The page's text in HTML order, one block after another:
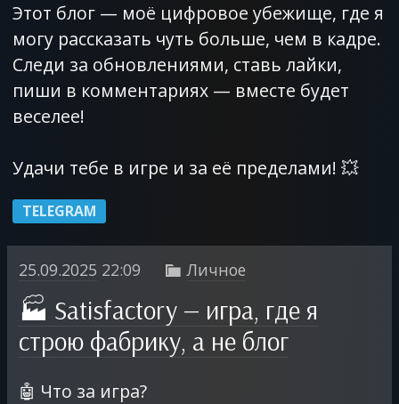
Этот блог — моё цифровое убежище, где я
могу рассказать чуть больше, чем в кадре.
Следи за обновлениями, ставь лайки,
пиши в комментариях — вместе будет
веселее!
Удачи тебе в игре и за её пределами! 💥
TELEGRAM
25.09.2025 22:09  Личное
🏭 Satisfactory — игра, где я
строю фабрику, а не блог
🤖 Что за игра?